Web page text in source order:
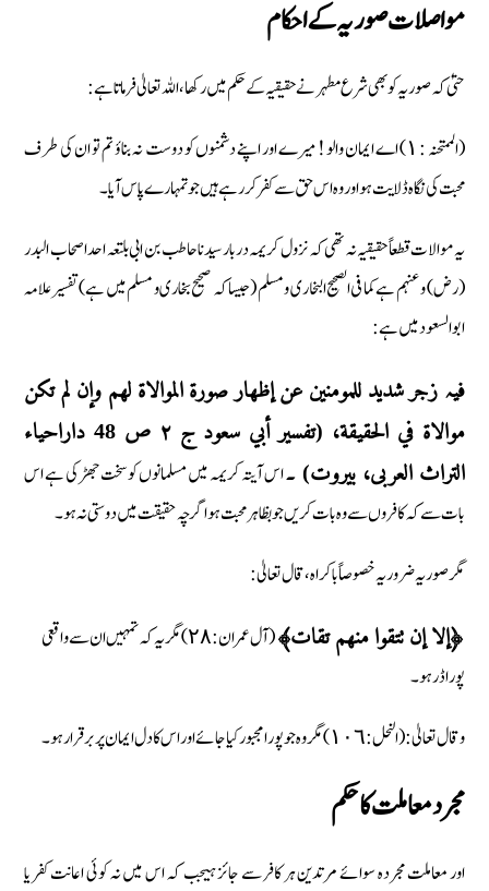
مواصلات صوریہ کے احکام
حتیٰ کہ صوریہ کو بھی شرع مطہر نے حقیقیہ کے حکم میں رکھا، اللہ تعالیٰ فرماتا ہے :
(الممتحنہ : ١) اے ایمان والو ! میرے اور اپنے دشمنوں کو دوست نہ بناؤ تم تو ان کی طرف
محبت کی نگاہ ڈلایت ہو اور وہ اس حق سے کفر کر رہے ہیں جو تمہارے پاس آیا۔
یہ موالات قطعاً حقیقیہ نہ تھی کہ نزول کریمہ دربار سیدنا حاطب بن ابی بلتعہ احد اصحاب البدر
(رض) و عنہم ہے کما فی الصحیح البخاری و مسلم (جیسا کہ صحیح بخاری و مسلم میں ہے) تفسیر علامہ
ابو السعود میں ہے :
فیہ زجر شدید للمومنین عن إظھار صورۃ الموالاۃ لھم وإن لم تکن
موالاۃ في الحقیقة، (تفسیر أبي سعود ج ٢ ص 48 داراحیاء
التراث العربی، بیروت) ۔اس آیتہ کریمہ میں مسلمانوں کو سخت جھڑکی ہے اس
بات سے کہ کافروں سے وہ بات کریں جو بظاہر محبت ہو اگرچہ حقیقت میں دوستی نہ ہو۔
مگر صوریہ ضرور یہ خصوصاً باکراہ، قال تعالیٰ :
﴿إلا إن تتقوا منھم تقات﴾
(آل عمران : ٢٨) مگر یہ کہ تمہیں ان سے واقعی
پورا ڈر ہو۔
وقال تعالیٰ : (النحل : ١٠٦) مگر وہ جو پورا مجبور کیا جائے اور اس کا دل ایمان پر برقرار ہو۔
مجرد معاملت کا حکم
اور معاملت مجردہ سوائے مرتدین ہر کافر سے جائز ہیجب کہ اس میں نہ کوئی اعانت کفر یا